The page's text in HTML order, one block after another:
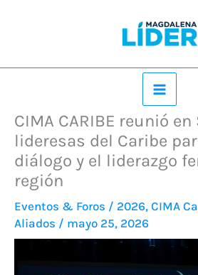
CIMA CARIBE reunió
lideresas del Caribe
diálogo y el liderazgo
región
Eventos & Foros / 2026, CIMA
Aliados / mayo 25, 2026